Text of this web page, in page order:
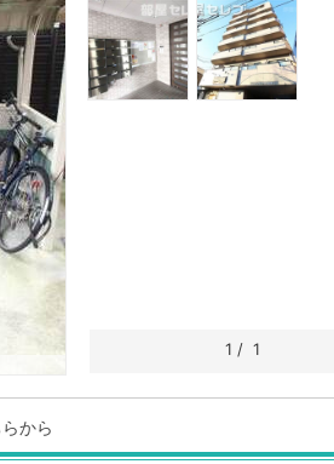
1 / 1
から